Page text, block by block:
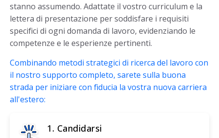
stanno assumendo. Adattate il vostro curriculum e la
lettera di presentazione per soddisfare i requisiti
specifici di ogni domanda di lavoro, evidenziando le
competenze e le esperienze pertinenti.
Combinando metodi strategici di ricerca del lavoro con
il nostro supporto completo, sarete sulla buona
strada per iniziare con fiducia la vostra nuova carriera
all'estero:
1. Candidarsi